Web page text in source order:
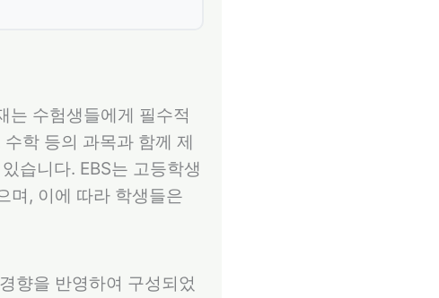
는 수험생들에게 필수적
학 등의 과목과 함께 제
습니다. EBS는 고등학생
며, 이에 따라 학생들은
향을 반영하여 구성되었